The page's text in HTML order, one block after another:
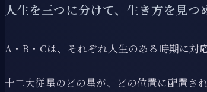
人生を三つに分けて、生き方を見つ
A・B・Cは、それぞれ人生のある時期に対
十二大従星のどの星が、どの位置に配置さ